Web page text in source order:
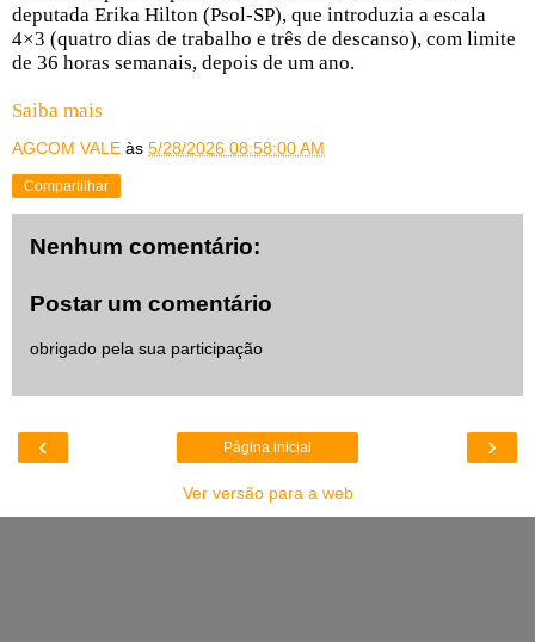
deputada Erika Hilton (Psol-SP), que introduzia a escala
4×3 (quatro dias de trabalho e três de descanso), com limite
de 36 horas semanais, depois de um ano.
Saiba mais
AGCOM VALE às 5/28/2026 08:58:00 AM
Compartilhar
Nenhum comentário:
Postar um comentário
obrigado pela sua participação
‹ ›
Página inicial
Ver versão para a web